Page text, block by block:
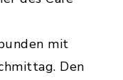
mit
Den